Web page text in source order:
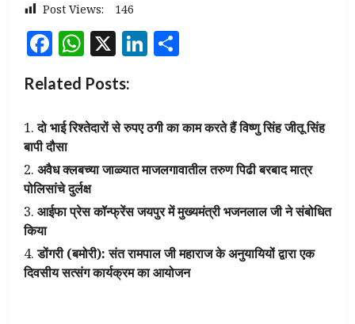
Post Views: 146
Facebook
WhatsApp
X LinkedIn
Related Posts:
दो भाई रिश्तेदारों से रुपए ठगी का काम करते हैं विष्णु सिंह जीतू सिंह
बापी दौसा
अवैध क्लबच्या जाळ्यात माजलगावातील तरुण पिढी बरबाद मात्र
पोलिसांचे दुर्लक्ष
आईफा प्रेस कॉन्फ्रेंस जयपुर में मुख्यमंत्री भजनलाल जी ने संबोधित
किया
डोंगरी (बमोरी): संत रामपाल जी महाराज के अनुयायियों द्वारा एक
दिवसीय सत्संग कार्यक्रम का आयोजन